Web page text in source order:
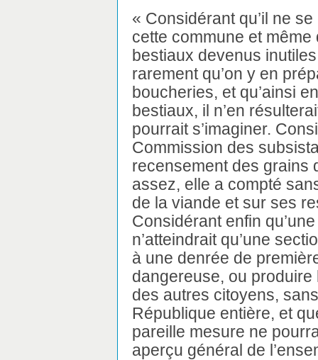
« Considérant qu’il ne
cette commune et
bestiaux devenus
rarement qu’on y en
boucheries, et qu’ainsi
bestiaux, il n’en
pourrait s’imaginer.
Commission des
recensement des grains
assez, elle a compté
de la viande et sur ses
Considérant enfin
n’atteindrait qu’une
à une denrée de
dangereuse, ou produire
des autres citoyens,
République entière, et
pareille mesure ne
aperçu général de